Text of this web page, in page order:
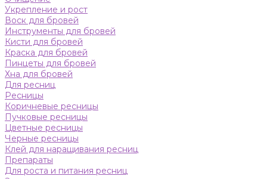
Укрепление и рост
Воск для бровей
Инструменты для бровей
Кисти для бровей
Краска для бровей
Пинцеты для бровей
Хна для бровей
Для ресниц
Ресницы
Коричневые ресницы
Пучковые ресницы
Цветные ресницы
Черные ресницы
Клей для наращивания ресниц
Препараты
Для роста и питания ресниц